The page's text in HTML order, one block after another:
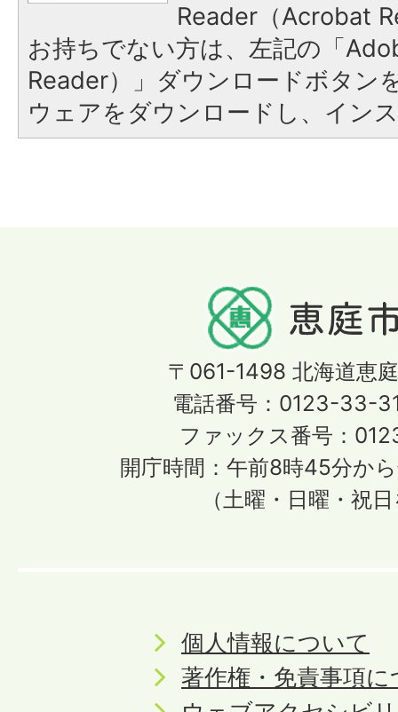
Reader（Acrobat
お持ちでない方は、左記の「
Reader）」ダウンロードボタン
ウェアをダウンロードし、イン
〒061-1498 北海道恵
電話番号：0123-33-
ファックス番号：
開庁時間：午前8時45分か
（土曜・日曜・祝
個人情報について
著作権・免責事項